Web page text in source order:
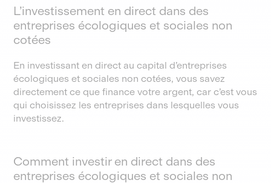
L’investissement en direct dans des
entreprises écologiques et sociales non
cotées
En investissant en direct au capital d’entreprises
écologiques et sociales non cotées, vous savez
directement ce que finance votre argent, car c’est vous
qui choisissez les entreprises dans lesquelles vous
investissez.
Comment investir en direct dans des
entreprises écologiques et sociales non